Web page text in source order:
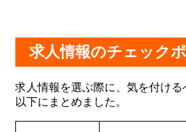
求人情報のチェック
求人情報を選ぶ際に、気を付け
以下にまとめました。